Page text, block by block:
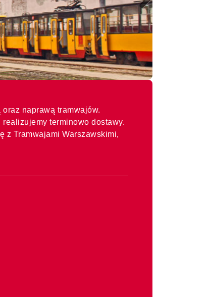
naprawą tramwajów.
terminowo dostawy.
z Tramwajami Warszawskimi,